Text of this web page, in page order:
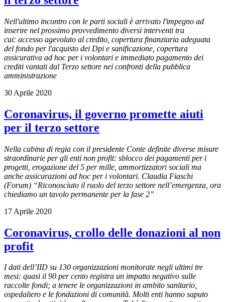
Nell'ultimo incontro con le parti sociali è arrivato l'impegno ad
inserire nel prossimo provvedimento diversi interventi tra
cui: accesso agevolato al credito, copertura finanziaria adeguata
del fondo per l'acquisto dei Dpi e sanificazione, copertura
assicurativa ad hoc per i volontari e immediato pagamento dei
crediti vantati dal Terzo settore nei confronti della pubblica
amministrazione
30 Aprile 2020
Coronavirus, il governo promette aiuti
per il terzo settore
Nella cabina di regia con il presidente Conte definite diverse misure
straordinarie per gli enti non profit: sblocco dei pagamenti per i
progetti, erogazione del 5 per mille, ammortizzatori sociali ma
anche assicurazioni ad hoc per i volontari. Claudia Fiaschi
(Forum) “Riconosciuto il ruolo del terzo settore nell’emergenza, ora
chiediamo un tavolo permanente per la fase 2”
17 Aprile 2020
Coronavirus, crollo delle donazioni al non
profit
I dati dell’IID su 130 organizzazioni monitorate negli ultimi tre
mesi: quasi il 90 per cento registra un impatto negativo sulle
raccolte fondi; a tenere le organizzazioni in ambito sanitario,
ospedaliero e le fondazioni di comunità. Molti enti hanno saputo